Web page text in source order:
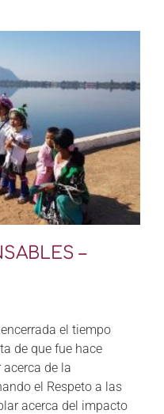
–
el tiempo
de que fue hace
de la
el Respeto a las
acerca del impacto